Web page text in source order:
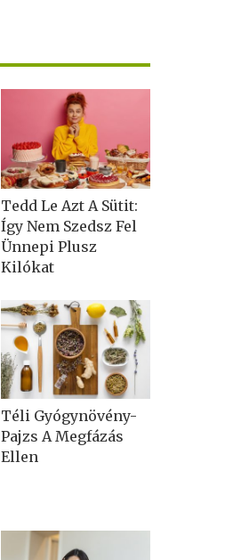
Tedd Le Azt A Sütit:
Így Nem Szedsz Fel
Ünnepi Plusz
Kilókat
Téli Gyógynövény-
Pajzs A Megfázás
Ellen